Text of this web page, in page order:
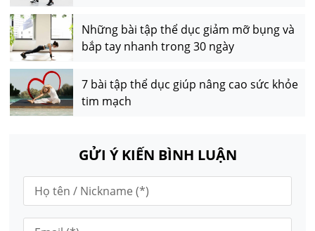
Những bài tập thể dục giảm mỡ bụng và
bắp tay nhanh trong 30 ngày
7 bài tập thể dục giúp nâng cao sức khỏe
tim mạch
GỬI Ý KIẾN BÌNH LUẬN